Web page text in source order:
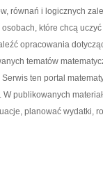
równań i logicznych
które chcą
opracowania
tematów
Serwis ten portal
publikowanych
planować wydatki,